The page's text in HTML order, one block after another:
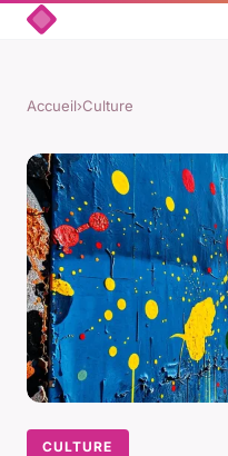
Accueil›Culture
CULTURE